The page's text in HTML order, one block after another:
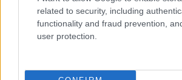
related to security, including
functionality and fraud prevention,
user protection.
ποδηλατικές διαδρομές του νησιού.
Για καλοφαγάδες
Σίφνος